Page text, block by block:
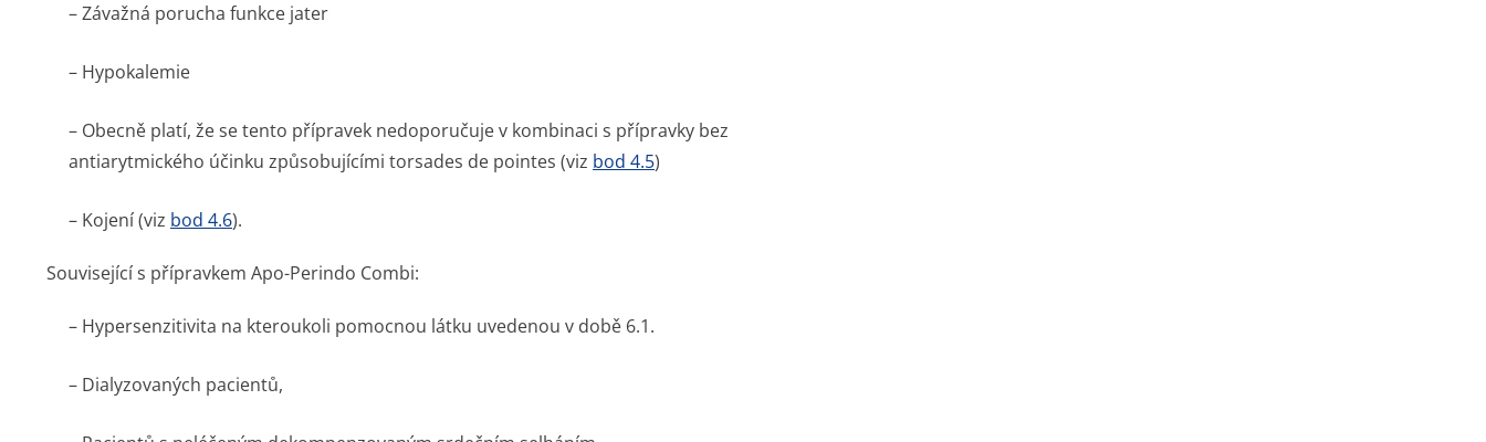
– Závažná porucha funkce jater
– Hypokalemie
– Obecně platí, že se tento přípravek nedoporučuje v kombinaci s přípravky bez
antiarytmického účinku způsobujícími torsades de pointes (viz bod 4.5)
– Kojení (viz bod 4.6).
Související s přípravkem Apo-Perindo Combi:
– Hypersenzitivita na kteroukoli pomocnou látku uvedenou v době 6.1.
– Dialyzovaných pacientů,